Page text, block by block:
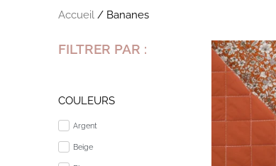
Accueil / Bananes
FILTRER PAR :
COULEURS
Argent
Beige